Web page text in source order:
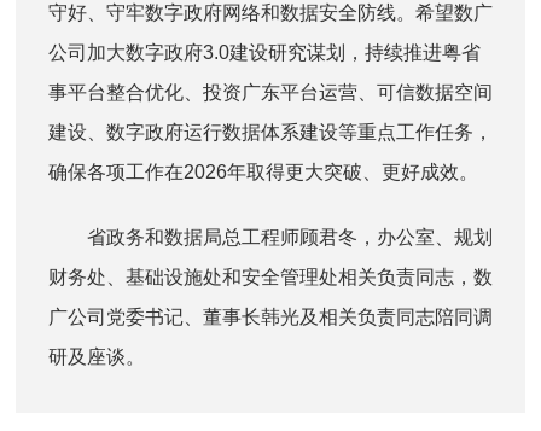
守好、守牢数字政府网络和数据安全防线。希望数广
公司加大数字政府3.0建设研究谋划，持续推进粤省
事平台整合优化、投资广东平台运营、可信数据空间
建设、数字政府运行数据体系建设等重点工作任务，
确保各项工作在2026年取得更大突破、更好成效。
省政务和数据局总工程师顾君冬，办公室、规划
财务处、基础设施处和安全管理处相关负责同志，数
广公司党委书记、董事长韩光及相关负责同志陪同调
研及座谈。